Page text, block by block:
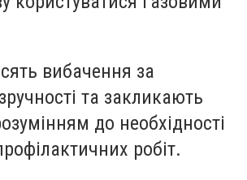
вибачення за
та закликають
до необхідності
робіт.